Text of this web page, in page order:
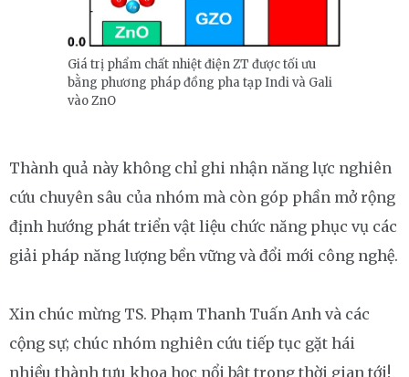
Giá trị phẩm chất nhiệt điện ZT được tối ưu
bằng phương pháp đồng pha tạp Indi và Gali
vào ZnO
Thành quả này không chỉ ghi nhận năng lực nghiên
cứu chuyên sâu của nhóm mà còn góp phần mở rộng
định hướng phát triển vật liệu chức năng phục vụ các
giải pháp năng lượng bền vững và đổi mới công nghệ.
Xin chúc mừng TS. Phạm Thanh Tuấn Anh và các
cộng sự; chúc nhóm nghiên cứu tiếp tục gặt hái
nhiều thành tựu khoa học nổi bật trong thời gian tới!